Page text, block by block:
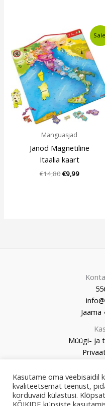
Mänguasjad
Janod Magnetiline
Itaalia kaart
€14,80
Algne
hind
oli:
€14,80.
€9,99
Current
price
is:
€9,99.
Jaama
Müügi- ja
© 2026
Kasutame oma veebisaidil
kvaliteetsemat teenust,
korduvaid külastusi.
KÕIKIDE küpsiste